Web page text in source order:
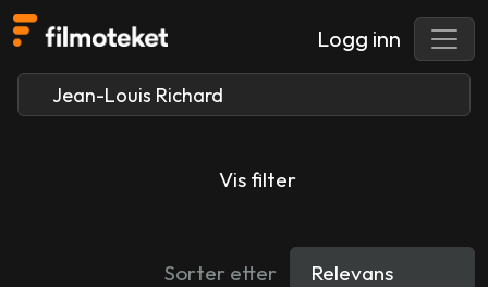
Logg inn
Vis filter
Sorter etter